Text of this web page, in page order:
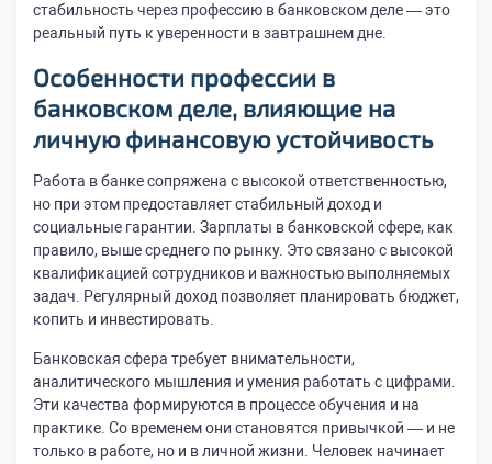
стабильность через профессию в банковском деле — это
реальный путь к уверенности в завтрашнем дне.
Особенности профессии в
банковском деле, влияющие на
личную финансовую устойчивость
Работа в банке сопряжена с высокой ответственностью,
но при этом предоставляет стабильный доход и
социальные гарантии. Зарплаты в банковской сфере, как
правило, выше среднего по рынку. Это связано с высокой
квалификацией сотрудников и важностью выполняемых
задач. Регулярный доход позволяет планировать бюджет,
копить и инвестировать.
Банковская сфера требует внимательности,
аналитического мышления и умения работать с цифрами.
Эти качества формируются в процессе обучения и на
практике. Со временем они становятся привычкой — и не
только в работе, но и в личной жизни. Человек начинает